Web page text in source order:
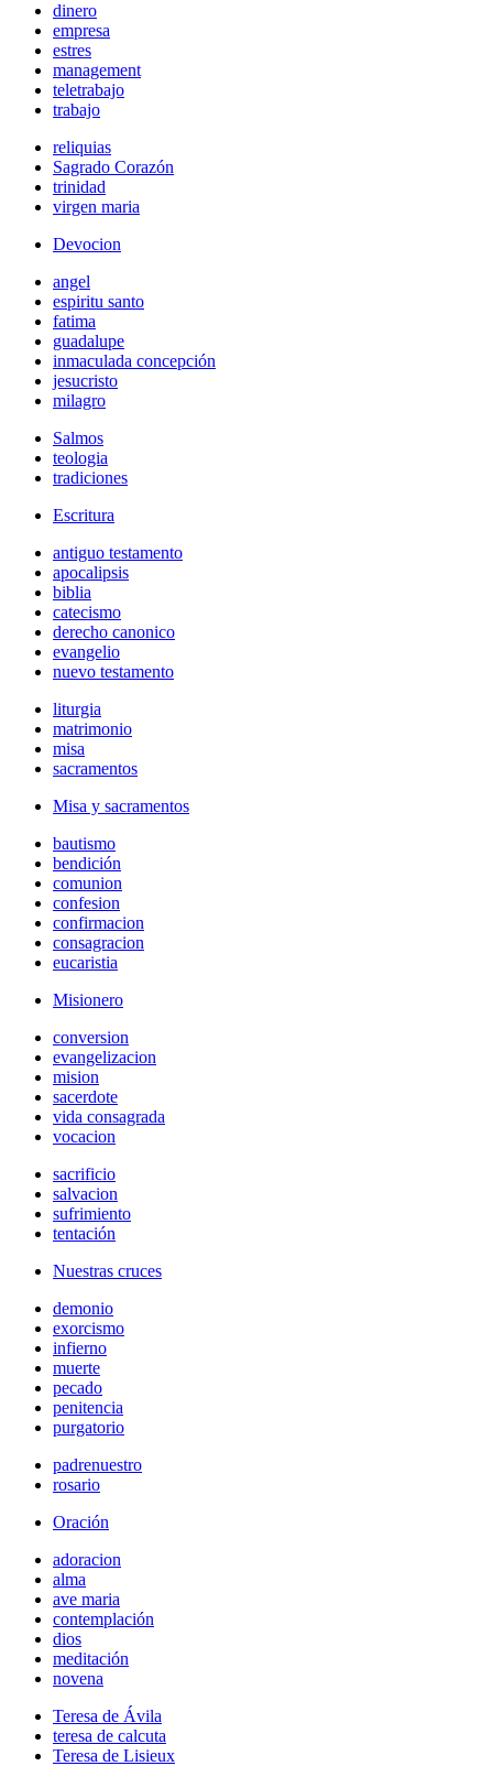
dinero
empresa
estres
management
teletrabajo
trabajo
reliquias
Sagrado Corazón
trinidad
virgen maria
Devocion
angel
espiritu santo
fatima
guadalupe
inmaculada concepción
jesucristo
milagro
Salmos
teologia
tradiciones
Escritura
antiguo testamento
apocalipsis
biblia
catecismo
derecho canonico
evangelio
nuevo testamento
liturgia
matrimonio
misa
sacramentos
Misa y sacramentos
bautismo
bendición
comunion
confesion
confirmacion
consagracion
eucaristia
Misionero
conversion
evangelizacion
mision
sacerdote
vida consagrada
vocacion
sacrificio
salvacion
sufrimiento
tentación
Nuestras cruces
demonio
exorcismo
infierno
muerte
pecado
penitencia
purgatorio
padrenuestro
rosario
Oración
adoracion
alma
ave maria
contemplación
dios
meditación
novena
Teresa de Ávila
teresa de calcuta
Teresa de Lisieux